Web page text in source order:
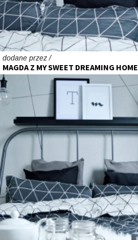
dodane przez /
MAGDA Z MY SWEET DREAMING HOME